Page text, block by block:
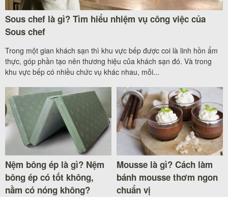
Sous chef là gì? Tìm hiểu nhiệm vụ công việc của
Sous chef
Trong một gian khách sạn thì khu vực bếp được coi là linh hồn ẩm
thực, góp phần tạo nên thương hiệu của khách sạn đó. Và trong
khu vực bếp có nhiều chức vụ khác nhau, mỗi...
Nệm bông ép là gì? Nệm
bông ép có tốt không,
nằm có nóng không?
Mousse là gì? Cách làm
bánh mousse thơm ngon
chuẩn vị